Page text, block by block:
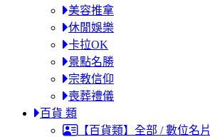
美容推拿
休閒娛樂
卡拉OK
景點名勝
宗教信仰
喪葬禮儀
百貨 類
【百貨類】全部 / 數位名片